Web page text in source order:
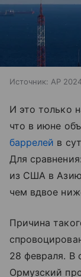
Источник: AP
И это только
что в июне
баррелей в
Для
из США в Азию
чем вдвое
Причина
28 февраля. В
Ормузский